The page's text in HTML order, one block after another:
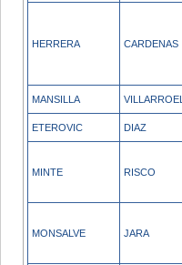
HERRERA CARDENAS
MANSILLA VILLARROEL
ETEROVIC DIAZ
MINTE RISCO
MONSALVE JARA